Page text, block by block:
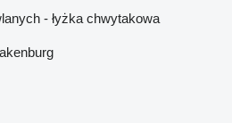
- łyżka chwytakowa